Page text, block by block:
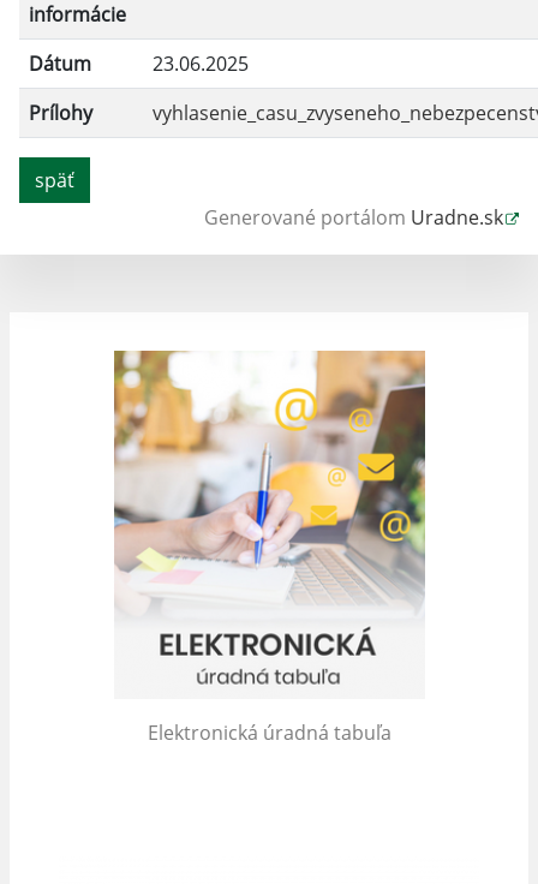
informácie
Dátum
23.06.2025
Prílohy
späť
Generované portálom Uradne.sk
Elektronická úradná tabuľa